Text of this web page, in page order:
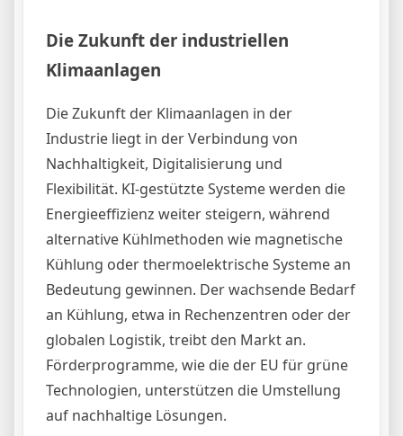
Die Zukunft der industriellen
Klimaanlagen
Die Zukunft der Klimaanlagen in der
Industrie liegt in der Verbindung von
Nachhaltigkeit, Digitalisierung und
Flexibilität. KI-gestützte Systeme werden die
Energieeffizienz weiter steigern, während
alternative Kühlmethoden wie magnetische
Kühlung oder thermoelektrische Systeme an
Bedeutung gewinnen. Der wachsende Bedarf
an Kühlung, etwa in Rechenzentren oder der
globalen Logistik, treibt den Markt an.
Förderprogramme, wie die der EU für grüne
Technologien, unterstützen die Umstellung
auf nachhaltige Lösungen.